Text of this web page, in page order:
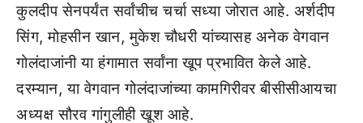
कुलदीप सेनपर्यंत सर्वांचीच चर्चा सध्या जोरात आहे. अर्शदीप
सिंग, मोहसीन खान, मुकेश चौधरी यांच्यासह अनेक वेगवान
गोलंदाजांनी या हंगामात सर्वांना खूप प्रभावित केले आहे.
दरम्यान, या वेगवान गोलंदाजांच्या कामगिरीवर बीसीसीआयचा
अध्यक्ष सौरव गांगुलीही खूश आहे.